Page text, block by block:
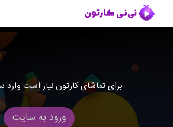
برای تماشای کارتون نیاز است
ورود به سایت